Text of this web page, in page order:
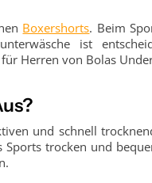
Boxershorts. Beim
ist
für Herren von Bolas
und schnell
trocken und